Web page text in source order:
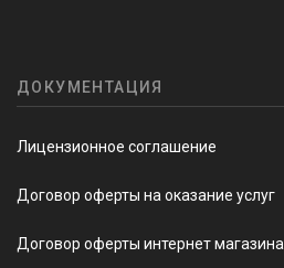
ДОКУМЕНТАЦИЯ
Лицензионное соглашение
Договор оферты на оказание услуг
Договор оферты интернет магазина